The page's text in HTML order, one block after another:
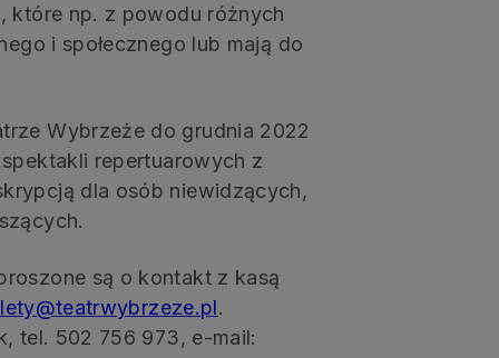
które np. z powodu różnych
i społecznego lub mają do
Wybrzeże do grudnia 2022
repertuarowych z
dla osób niewidzących,
są o kontakt z kasą
.
tel. 502 756 973, e-mail: